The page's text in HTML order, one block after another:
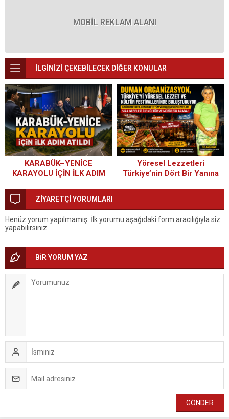
MOBİL REKLAM ALANI
İLGİNİZİ ÇEKEBİLECEK DİĞER KONULAR
KARABÜK–YENİCE
KARAYOLU İÇİN İLK ADIM
Yöresel Lezzetleri
Türkiye’nin Dört Bir Yanına
ZİYARETÇİ YORUMLARI
Henüz yorum yapılmamış. İlk yorumu aşağıdaki form aracılığıyla siz
yapabilirsiniz.
BİR YORUM YAZ